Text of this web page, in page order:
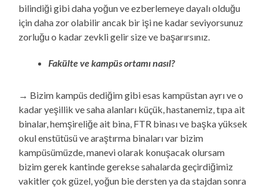
bilindiği gibi daha yoğun ve ezberlemeye dayalı olduğu
için daha zor olabilir ancak bir işi ne kadar seviyorsunuz
zorluğu o kadar zevkli gelir size ve başarırsınız.
Fakülte ve kampüs ortamı nasıl?
→ Bizim kampüs dediğim gibi esas kampüstan ayrı ve o
kadar yeşillik ve saha alanları küçük, hastanemiz, tıpa ait
binalar, hemşireliğe ait bina, FTR binası ve başka yüksek
okul enstütüsü ve araştırma binaları var bizim
kampüsümüzde, manevi olarak konuşacak olursam
bizim gerek kantinde gerekse sahalarda geçirdiğimiz
vakitler çok güzel, yoğun bie dersten ya da stajdan sonra